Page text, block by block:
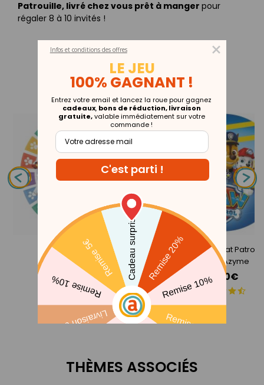
Patrouille, livré chez vous prêt à manger pour
régaler 8 à 10 invités !
VOUS AIMEREZ AUSSI...
Collection
Pat Patrouille
Disque Marcus Pat Patrouille
Cm) - Azyme
3,40€
THÈMES ASSOCIÉS
Entrez votre email et lancez la roue pour gagnez
cadeaux, bons de réduction, livraison
gratuite,valable immédiatement sur votre
commande !
Infos et conditions des offres
100% GAGNANT !
LE JEU